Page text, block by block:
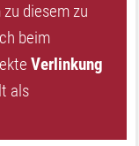
diesem zu
beim
Verlinkung
als